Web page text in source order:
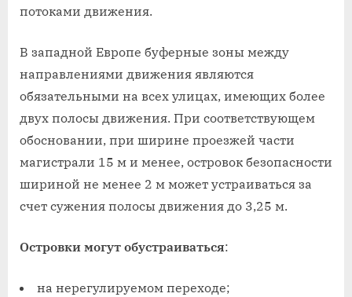
потоками движения.
В западной Европе буферные зоны между
направлениями движения являются
обязательными на всех улицах, имеющих более
двух полосы движения. При соответствующем
обосновании, при ширине проезжей части
магистрали 15 м и менее, островок безопасности
шириной не менее 2 м может устраиваться за
счет сужения полосы движения до 3,25 м.
Островки могут обустраиваться:
на нерегулируемом переходе;